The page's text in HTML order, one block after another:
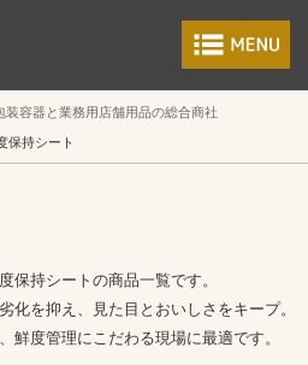
食品包装容器と
装容器と業務用店舗用品の総合商社
保持シート
保持シートの商品一覧です。
化を抑え、見た目とおいしさをキープ。
鮮度管理にこだわる現場に最適です。